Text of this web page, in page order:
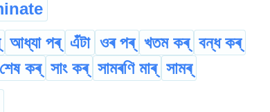
আধ্যা পৰ্ এঁটা ওৰ পৰ্ খতম কৰ্ বন্ধ কৰ্
শেষ কৰ্ সাং কৰ্ সামৰণি মাৰ্ সামৰ্